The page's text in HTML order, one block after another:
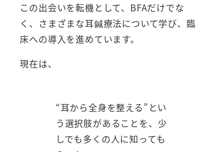
この出会いを転機として、BFAだけでな
く、さまざまな耳鍼療法について学び、臨
床への導入を進めています。
現在は、
“耳から全身を整える”とい
う選択肢があることを、少
しでも多くの人に知っても